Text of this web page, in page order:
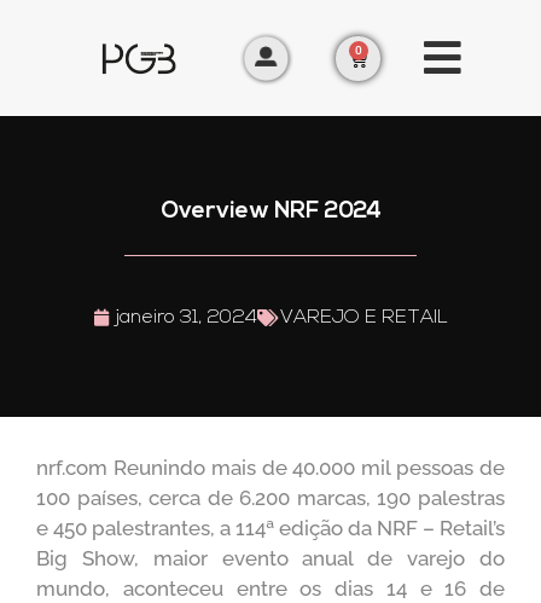
0
Overview NRF 2024
janeiro 31, 2024 VAREJO E RETAIL
nrf.com Reunindo mais de 40.000 mil pessoas de
100 países, cerca de 6.200 marcas, 190 palestras
e 450 palestrantes, a 114ª edição da NRF – Retail’s
Big Show, maior evento anual de varejo do
mundo, aconteceu entre os dias 14 e 16 de